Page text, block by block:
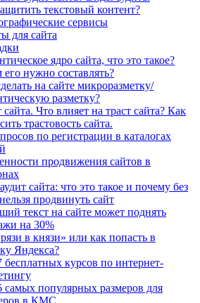
текстовый контент?
сервисы
для сайта
ядро сайта, что это такое?
его нужно составлять?
на сайте микроразметку/
разметку?
сайта. Что влияет на траст сайта? Как
трастовость сайта.
по регистрации в каталогах
продвижения сайтов в
сайта: что это такое и почему без
продвинуть сайт
текст на сайте может поднять
на 30%
в князи» или как попасть в
Яндекса?
бесплатных курсов по интернет-
самых популярных размеров для
в КМС